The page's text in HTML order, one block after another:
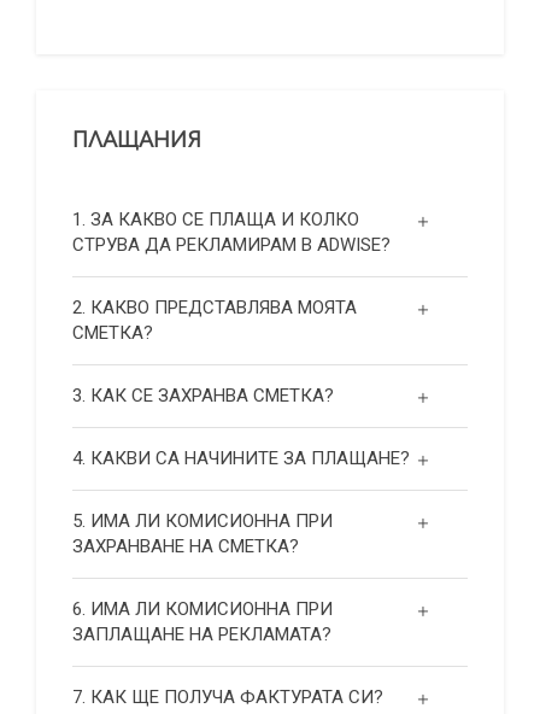
ПЛАЩАНИЯ
1. ЗА КАКВО СЕ ПЛАЩА И КОЛКО
СТРУВА ДА РЕКЛАМИРАМ В ADWISE?
2. КАКВО ПРЕДСТАВЛЯВА МОЯТА
СМЕТКА?
3. КАК СЕ ЗАХРАНВА СМЕТКА?
4. КАКВИ СА НАЧИНИТЕ ЗА ПЛАЩАНЕ?
5. ИМА ЛИ КОМИСИОННА ПРИ
ЗАХРАНВАНЕ НА СМЕТКА?
6. ИМА ЛИ КОМИСИОННА ПРИ
ЗАПЛАЩАНЕ НА РЕКЛАМАТА?
7. КАК ЩЕ ПОЛУЧА ФАКТУРАТА СИ?